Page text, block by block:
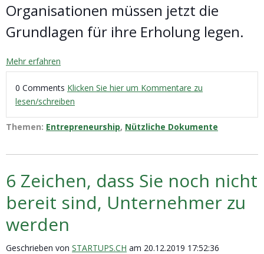
Organisationen müssen jetzt die
Grundlagen für ihre Erholung legen.
Mehr erfahren
0 Comments Klicken Sie hier um Kommentare zu
lesen/schreiben
Themen: Entrepreneurship, Nützliche Dokumente
6 Zeichen, dass Sie noch nicht
bereit sind, Unternehmer zu
werden
Geschrieben von STARTUPS.CH am 20.12.2019 17:52:36